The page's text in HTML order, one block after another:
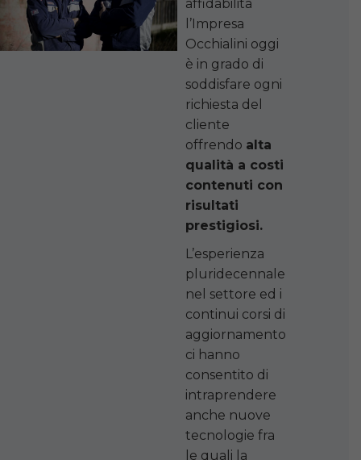
affidabilità
l’Impresa
Occhialini oggi
è in grado di
soddisfare ogni
richiesta del
cliente
offrendo alta
qualità a costi
contenuti con
risultati
prestigiosi.
L’esperienza
pluridecennale
nel settore ed i
continui corsi di
aggiornamento
ci hanno
consentito di
intraprendere
anche nuove
tecnologie fra
le quali la